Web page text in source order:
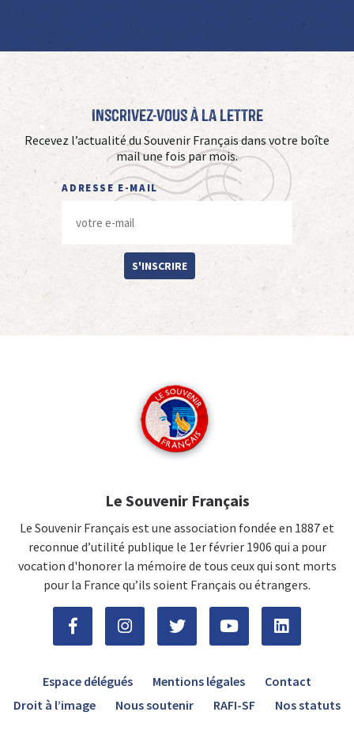
Inscrivez-vous à La Lettre
Recevez l’actualité du Souvenir Français dans votre boîte
mail une fois par mois.
ADRESSE E-MAIL
S'INSCRIRE
Le Souvenir Français
Le Souvenir Français est une association fondée en 1887 et
reconnue d’utilité publique le 1er février 1906 qui a pour
vocation d'honorer la mémoire de tous ceux qui sont morts
pour la France qu’ils soient Français ou étrangers.
Espace délégués Mentions légales
Contact
Droit à l’image
Nous soutenir RAFI-SF Nos statuts